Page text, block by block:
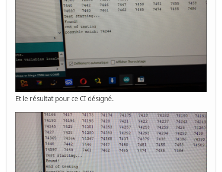
Et le résultat pour ce CI désigné.